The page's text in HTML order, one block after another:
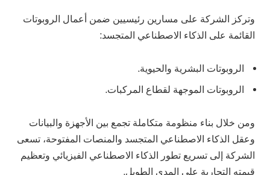
وتركز الشركة على مسارين رئيسيين ضمن أعمال الروبوتات
القائمة على الذكاء الاصطناعي المتجسد:
الروبوتات البشرية والحيوية.
الروبوتات الموجهة لقطاع المركبات.
ومن خلال بناء منظومة متكاملة تجمع بين الأجهزة والبيانات
وعقل الذكاء الاصطناعي المتجسد والمنصات المفتوحة، تسعى
الشركة إلى تسريع تطور الذكاء الاصطناعي الفيزيائي وتعظيم
قيمته التجارية على المدى الطويل.